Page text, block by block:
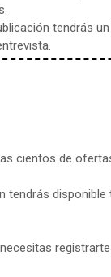
tendrás
cientos de
tendrás